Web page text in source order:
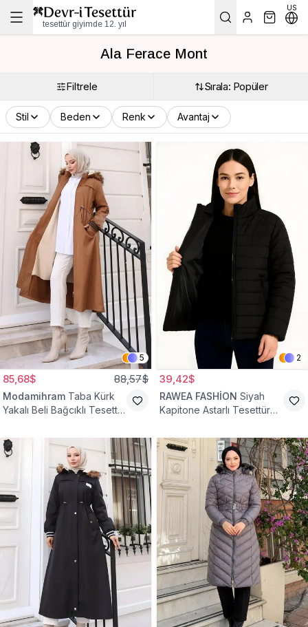
tesettür giyimde 12. yıl
US
Ala Ferace Mont
Filtrele Sırala: Popüler
Stil Beden Renk Avantaj
5
85,68$ 88,57$
Modamihram Taba Kürk
Yakalı Beli Bağcıklı Tesettür
2
39,42$
RAWEA FASHİON Siyah
Kapitone Astarlı Tesettür